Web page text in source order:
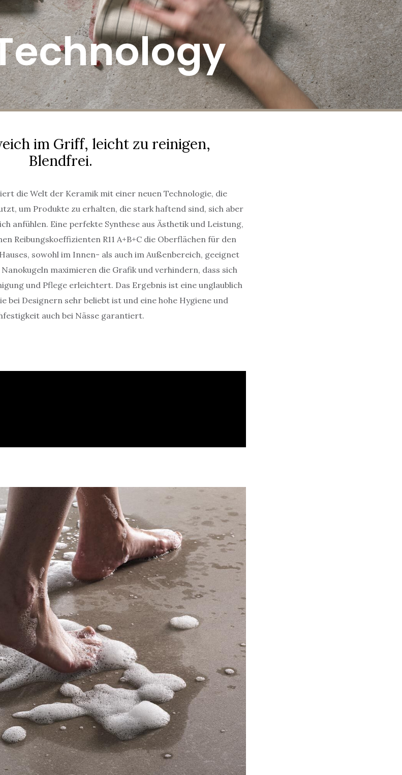
im Griff, leicht zu reinigen,
Blendfrei.
die Welt der Keramik mit einer neuen Technologie, die
um Produkte zu erhalten, die stark haftend sind, sich aber
anfühlen. Eine perfekte Synthese aus Ästhetik und Leistung,
Reibungskoeffizienten R11 A+B+C die Oberflächen für den
sowohl im Innen- als auch im Außenbereich, geeignet
maximieren die Grafik und verhindern, dass sich
und Pflege erleichtert. Das Ergebnis ist eine unglaublich
bei Designern sehr beliebt ist und eine hohe Hygiene und
auch bei Nässe garantiert.